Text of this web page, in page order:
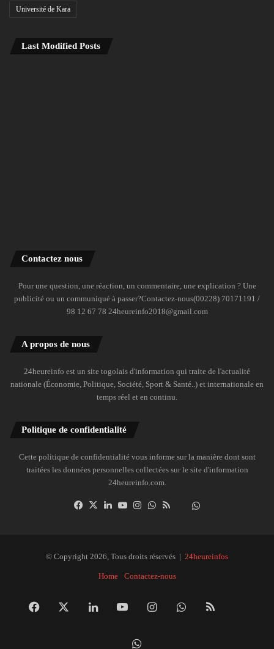
Université de Kara
Last Modified Posts
Contactez nous
Pour une question, une réaction, un commentaire, une explication ? Une
publicité ou un communiqué à passer?Contactez-nous(00228) 70171191 /
98 12 67 78 24heureinfo2018@gmail.com
A propos de nous
24heureinfo est un site togolais d'information qui traite de l'actualité
nationale (Économie, Politique, Société, Sport & Santé..) et internationale en
temps réel et en continu.
Politique de confidentialité
Cette politique de confidentialité vous informe sur la manière dont sont
traitées les données personnelles collectées sur le site d'information
24heureinfo.com.
Facebook
X LinkedinYouTubeInstagramWhatsAppDailymotion
© Copyright 2026, Tous droits réservés | 24heureinfos
Home Contactez-nous
Facebook LinkedinYouTubeInstagramWhatsApp
RSS